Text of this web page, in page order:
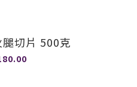
切片 500克